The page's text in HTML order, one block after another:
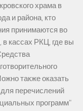
храма в
и района, кто
принимаются во
в кассах РКЦ, где вы
также оказать
перечислений
программ"